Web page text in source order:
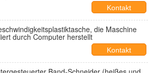
Kontakt
die Maschine
durch Computer herstellt
Kontakt